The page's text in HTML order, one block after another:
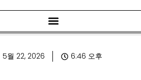
5월 22, 2026 6:46 오후